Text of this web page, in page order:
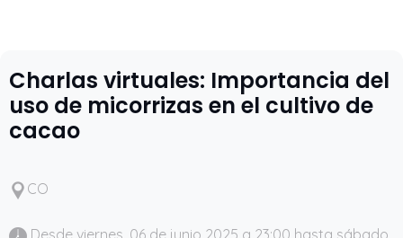
Charlas virtuales: Importancia del
uso de micorrizas en el cultivo de
cacao
CO